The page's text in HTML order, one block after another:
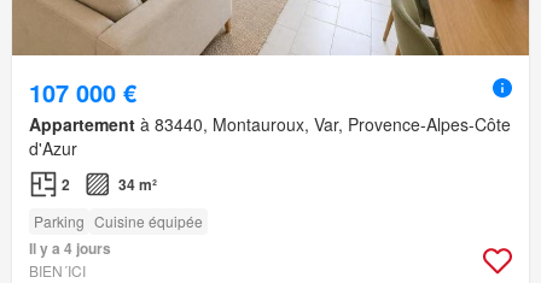
107 000 €
Appartement à 83440, Montauroux, Var, Provence-Alpes-Côte
d'Azur
2 34 m²
Parking Cuisine équipée
Il y a 4 jours
BIEN´ICI